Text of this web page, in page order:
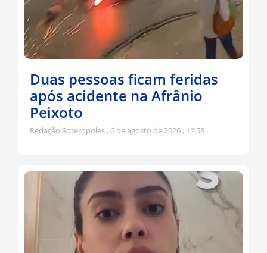
Duas pessoas ficam feridas
após acidente na Afrânio
Peixoto
Redação Soteropoles 6 de agosto de 2026 12:58